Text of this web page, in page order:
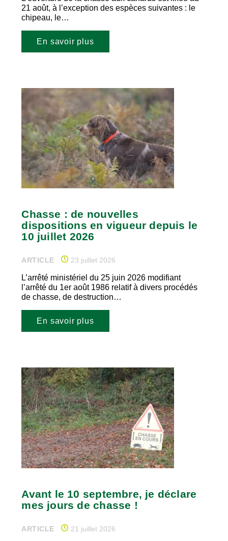
21 août, à l’exception des espèces suivantes : le
chipeau, le…
En savoir plus
Chasse : de nouvelles
dispositions en vigueur depuis le
10 juillet 2026
ARTICLE 23 juillet 2026
L’arrêté ministériel du 25 juin 2026 modifiant
l’arrêté du 1er août 1986 relatif à divers procédés
de chasse, de destruction…
En savoir plus
Avant le 10 septembre, je déclare
mes jours de chasse !
ARTICLE 21 juillet 2026